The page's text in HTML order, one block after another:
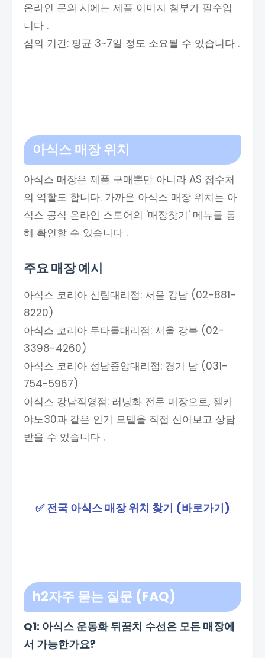
온라인 문의 시에는 제품 이미지 첨부가 필수입
니다 .
심의 기간: 평균 3~7일 정도 소요될 수 있습니다 .
아식스 매장 위치
아식스 매장은 제품 구매뿐만 아니라 AS 접수처
의 역할도 합니다. 가까운 아식스 매장 위치는 아
식스 공식 온라인 스토어의 '매장찾기' 메뉴를 통
해 확인할 수 있습니다 .
주요 매장 예시
아식스 코리아 신림대리점: 서울 강남 (02-881-
8220)
아식스 코리아 두타몰대리점: 서울 강북 (02-
3398-4260)
아식스 코리아 성남중앙대리점: 경기 남 (031-
754-5967)
아식스 강남직영점: 러닝화 전문 매장으로, 젤카
야노30과 같은 인기 모델을 직접 신어보고 상담
받을 수 있습니다 .
✅ 전국 아식스 매장 위치 찾기 (바로가기)
h2자주 묻는 질문 (FAQ)
Q1: 아식스 운동화 뒤꿈치 수선은 모든 매장에
서 가능한가요?